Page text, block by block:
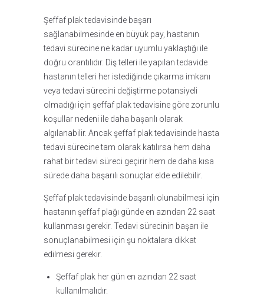
Şeffaf plak tedavisinde başarı
sağlanabilmesinde en büyük pay, hastanın
tedavi sürecine ne kadar uyumlu yaklaştığı ile
doğru orantılıdır. Diş telleri ile yapılan tedavide
hastanın telleri her istediğinde çıkarma imkanı
veya tedavi sürecini değiştirme potansiyeli
olmadığı için şeffaf plak tedavisine göre zorunlu
koşullar nedeni ile daha başarılı olarak
algılanabilir. Ancak şeffaf plak tedavisinde hasta
tedavi sürecine tam olarak katılırsa hem daha
rahat bir tedavi süreci geçirir hem de daha kısa
sürede daha başarılı sonuçlar elde edilebilir.
Şeffaf plak tedavisinde başarılı olunabilmesi için
hastanın şeffaf plağı günde en azından 22 saat
kullanması gerekir. Tedavi sürecinin başarı ile
sonuçlanabilmesi için şu noktalara dikkat
edilmesi gerekir.
Şeffaf plak her gün en azından 22 saat
kullanılmalıdır.